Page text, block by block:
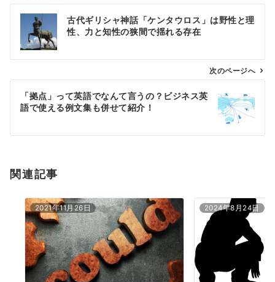
ン
古代ギリシャ神話「ケンタウロス」は野性と理
性、力と知性の狭間で揺れる存在
次のページへ
「拠点」って英語でなんて言うの？ビジネス英
語で使える例文集も併せて紹介！
関連記事
2021年11月26日 2024年8月24日